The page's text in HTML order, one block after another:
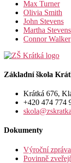
Max Turner
Olivia Smith
John Stevens
Martha Stevens
Connor Walker
Základní škola
Krátká 676,
+420 474 774
Dokumenty
Výroční
Povinně